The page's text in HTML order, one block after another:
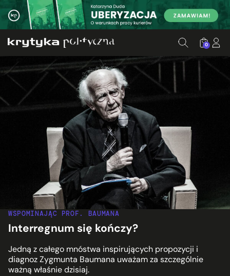
0
WSPOMINAJĄC PROF. BAUMANA
Interregnum się kończy?
Jedną z całego mnóstwa inspirujących propozycji i
diagnoz Zygmunta Baumana uważam za szczególnie
ważną właśnie dzisiaj.